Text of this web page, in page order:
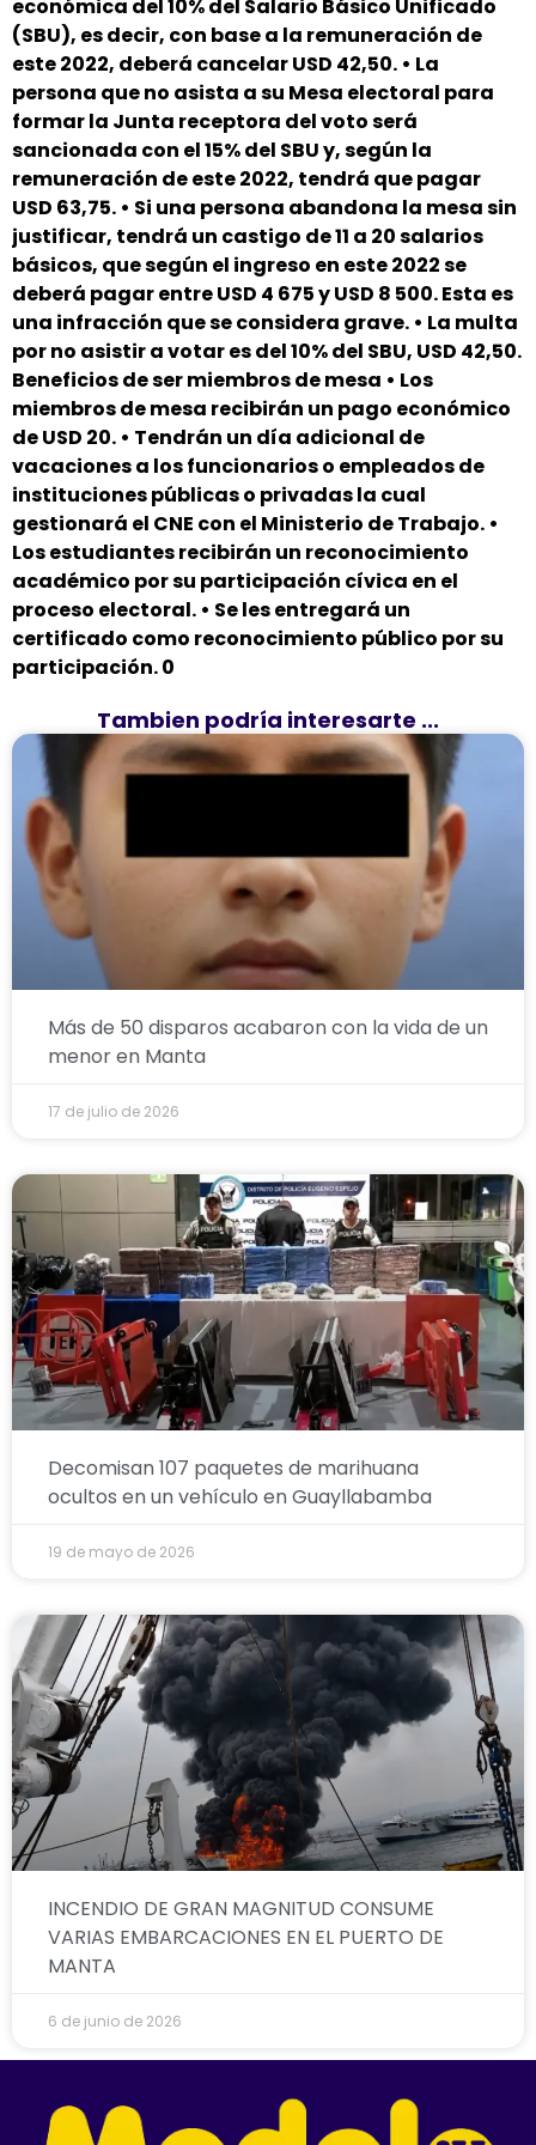
económica del 10% del Salario Básico Unificado
(SBU), es decir, con base a la remuneración de
este 2022, deberá cancelar USD 42,50. • La
persona que no asista a su Mesa electoral para
formar la Junta receptora del voto será
sancionada con el 15% del SBU y, según la
remuneración de este 2022, tendrá que pagar
USD 63,75. • Si una persona abandona la mesa sin
justificar, tendrá un castigo de 11 a 20 salarios
básicos, que según el ingreso en este 2022 se
deberá pagar entre USD 4 675 y USD 8 500. Esta es
una infracción que se considera grave. • La multa
por no asistir a votar es del 10% del SBU, USD 42,50.
Beneficios de ser miembros de mesa • Los
miembros de mesa recibirán un pago económico
de USD 20. • Tendrán un día adicional de
vacaciones a los funcionarios o empleados de
instituciones públicas o privadas la cual
gestionará el CNE con el Ministerio de Trabajo. •
Los estudiantes recibirán un reconocimiento
académico por su participación cívica en el
proceso electoral. • Se les entregará un
certificado como reconocimiento público por su
participación. 0
Tambien podría interesarte ...
Más de 50 disparos acabaron con la vida de un
menor en Manta
17 de julio de 2026
Decomisan 107 paquetes de marihuana
ocultos en un vehículo en Guayllabamba
19 de mayo de 2026
INCENDIO DE GRAN MAGNITUD CONSUME
VARIAS EMBARCACIONES EN EL PUERTO DE
MANTA
6 de junio de 2026